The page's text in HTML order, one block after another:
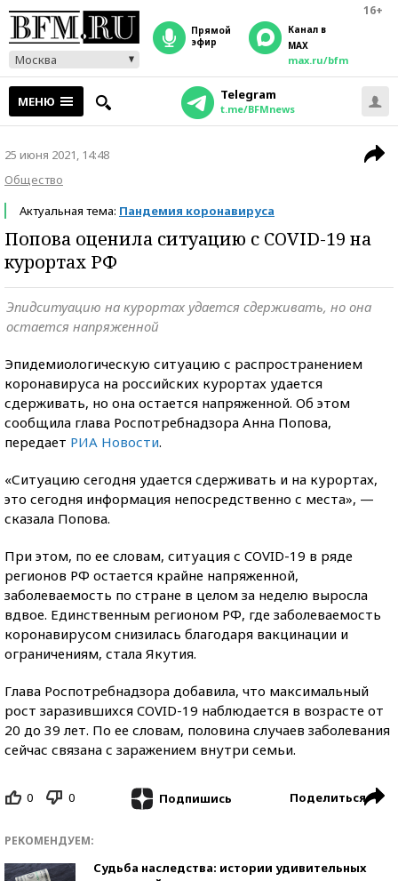
16+
Москва
прямой
эфир
Канал в
MAX
max.ru/bfm
МЕНЮ Telegram
t.me/BFMnews
25 июня 2021, 14:48
Общество
Актуальная тема: Пандемия коронавируса
Попова оценила ситуацию с COVID-19 на
курортах РФ
Эпидситуацию на курортах удается сдерживать, но она
остается напряженной
Эпидемиологическую ситуацию с распространением
коронавируса на российских курортах удается
сдерживать, но она остается напряженной. Об этом
сообщила глава Роспотребнадзора Анна Попова,
передает РИА Новости.
«Ситуацию сегодня удается сдерживать и на курортах,
это сегодня информация непосредственно с места», —
сказала Попова.
При этом, по ее словам, ситуация с COVID-19 в ряде
регионов РФ остается крайне напряженной,
заболеваемость по стране в целом за неделю выросла
вдвое. Единственным регионом РФ, где заболеваемость
коронавирусом снизилась благодаря вакцинации и
ограничениям, стала Якутия.
Глава Роспотребнадзора добавила, что максимальный
рост заразившихся COVID-19 наблюдается в возрасте от
20 до 39 лет. По ее словам, половина случаев заболевания
сейчас связана с заражением внутри семьи.
0 0 Подпишись Поделиться
РЕКОМЕНДУЕМ:
Судьба наследства: истории удивительных